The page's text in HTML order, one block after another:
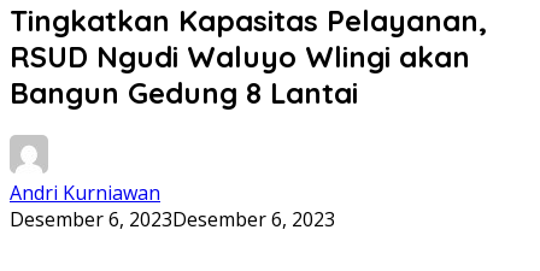
Tingkatkan Kapasitas Pelayanan,
RSUD Ngudi Waluyo Wlingi akan
Bangun Gedung 8 Lantai
Andri Kurniawan
Desember 6, 2023Desember 6, 2023